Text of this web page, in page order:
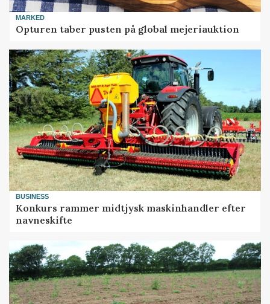
MARKED
Opturen taber pusten på global mejeriauktion
BUSINESS
Konkurs rammer midtjysk maskinhandler efter
navneskifte